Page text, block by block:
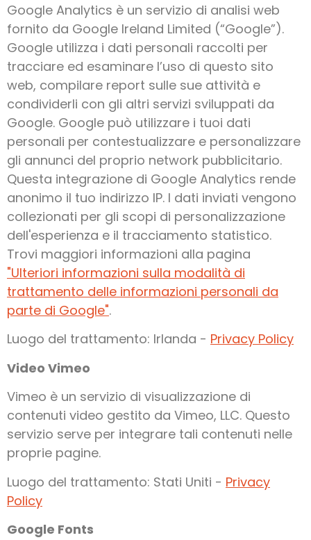
Google Analytics è un servizio di analisi web
fornito da Google Ireland Limited (“Google”).
Google utilizza i dati personali raccolti per
tracciare ed esaminare l’uso di questo sito
web, compilare report sulle sue attività e
condividerli con gli altri servizi sviluppati da
Google. Google può utilizzare i tuoi dati
personali per contestualizzare e personalizzare
gli annunci del proprio network pubblicitario.
Questa integrazione di Google Analytics rende
anonimo il tuo indirizzo IP. I dati inviati vengono
collezionati per gli scopi di personalizzazione
dell'esperienza e il tracciamento statistico.
Trovi maggiori informazioni alla pagina
"Ulteriori informazioni sulla modalità di
trattamento delle informazioni personali da
parte di Google".
Luogo del trattamento: Irlanda - Privacy Policy
Video Vimeo
Vimeo è un servizio di visualizzazione di
contenuti video gestito da Vimeo, LLC. Questo
servizio serve per integrare tali contenuti nelle
proprie pagine.
Luogo del trattamento: Stati Uniti - Privacy
Policy
Google Fonts